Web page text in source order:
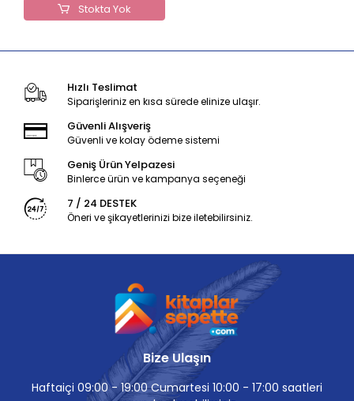
Stokta Yok
Hızlı Teslimat
Siparişleriniz en kısa sürede elinize ulaşır.
Güvenli Alışveriş
Güvenli ve kolay ödeme sistemi
Geniş Ürün Yelpazesi
Binlerce ürün ve kampanya seçeneği
7 / 24 DESTEK
Öneri ve şikayetlerinizi bize iletebilirsiniz.
Bize Ulaşın
Haftaiçi 09:00 - 19:00 Cumartesi 10:00 - 17:00 saatleri